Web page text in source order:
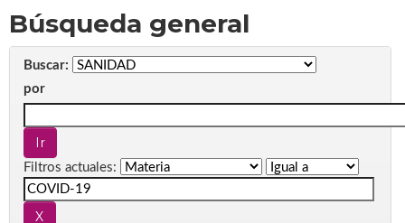
Búsqueda general
Buscar:
por
Filtros actuales: